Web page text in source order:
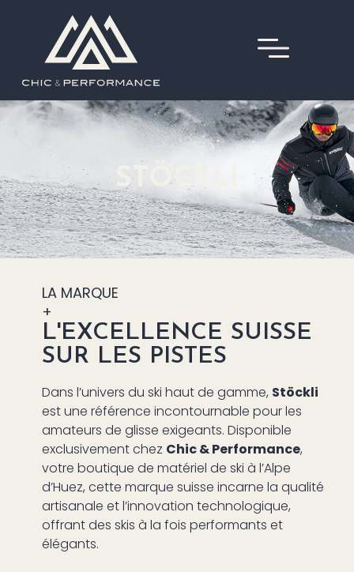
STÖCKLI
LA MARQUE
+
L'EXCELLENCE SUISSE
SUR LES PISTES
Dans l’univers du ski haut de gamme, Stöckli
est une référence incontournable pour les
amateurs de glisse exigeants. Disponible
exclusivement chez Chic & Performance,
votre boutique de matériel de ski à l’Alpe
d’Huez, cette marque suisse incarne la qualité
artisanale et l’innovation technologique,
offrant des skis à la fois performants et
élégants.